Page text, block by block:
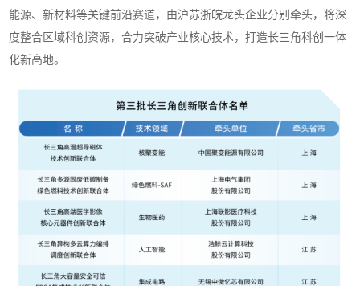
能源、新材料等关键前沿赛道，由沪苏浙皖龙头企业分别牵头，将深
度整合区域科创资源，合力突破产业核心技术，打造长三角科创一体
化新高地。